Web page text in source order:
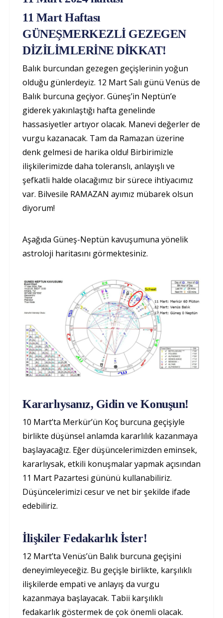
11 Mart Haftası
GÜNEŞMERKEZLİ GEZEGEN
DİZİLİMLERİNE DİKKAT!
Balık burcundan gezegen geçişlerinin yoğun
olduğu günlerdeyiz. 12 Mart Salı günü Venüs de
Balık burcuna geçiyor. Güneş’in Neptün’e
giderek yakınlaştığı hafta genelinde
hassasiyetler artıyor olacak. Manevi değerler de
vurgu kazanacak. Tam da Ramazan üzerine
denk gelmesi de harika oldu! Birbirimizle
ilişkilerimizde daha toleranslı, anlayışlı ve
şefkatli halde olacağımız bir sürece ihtiyacımız
var. Bilvesile RAMAZAN ayımız mübarek olsun
diyorum!
Aşağıda Güneş-Neptün kavuşumuna yönelik
astroloji haritasını görmektesiniz.
Kararlıysanız, Gidin ve Konuşun!
10 Mart’ta Merkür’ün Koç burcuna geçişiyle
birlikte düşünsel anlamda kararlılık kazanmaya
başlayacağız. Eğer düşüncelerimizden eminsek,
kararlıysak, etkili konuşmalar yapmak açısından
11 Mart Pazartesi gününü kullanabiliriz.
Düşüncelerimizi cesur ve net bir şekilde ifade
edebiliriz.
İlişkiler Fedakarlık İster!
12 Mart’ta Venüs’ün Balık burcuna geçişini
deneyimleyeceğiz. Bu geçişle birlikte, karşılıklı
ilişkilerde empati ve anlayış da vurgu
kazanmaya başlayacak. Tabii karşılıklı
fedakarlık göstermek de çok önemli olacak.